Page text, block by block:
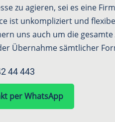
zu agieren, sei es eine
ist unkompliziert und
uns auch um die gesamte
Übernahme sämtlicher
44 443
per WhatsApp